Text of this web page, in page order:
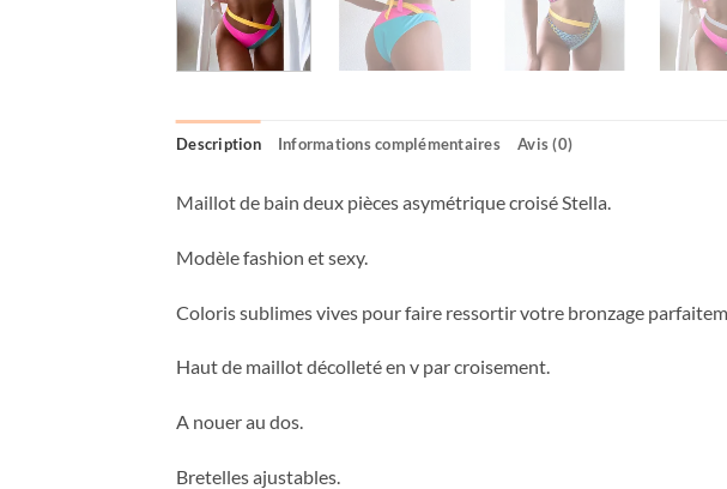
Description Informations complémentaires Avis (0)
Maillot de bain deux pièces asymétrique croisé Stella.
Modèle fashion et sexy.
Coloris sublimes vives pour faire ressortir votre bronzage
Haut de maillot décolleté en v par croisement.
A nouer au dos.
Bretelles ajustables.